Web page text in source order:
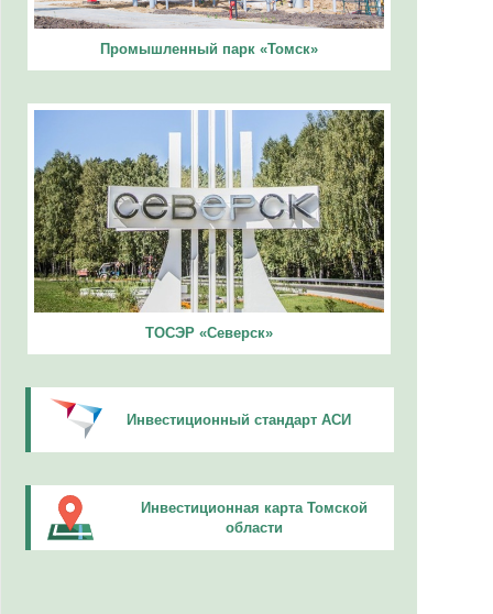
Промышленный парк «Томск»
ТОСЭР «Северск»
Инвестиционный стандарт АСИ
Инвестиционная карта Томской
области